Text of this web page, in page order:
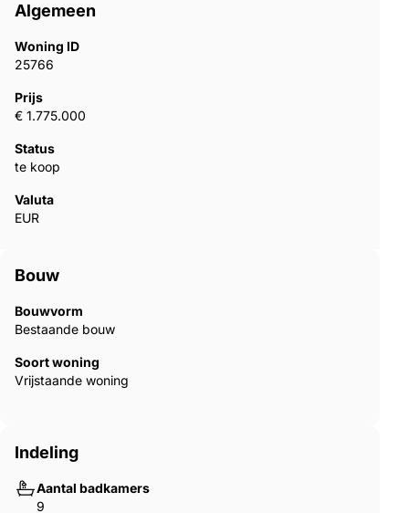
Algemeen
Woning ID
25766
Prijs
€ 1.775.000
Status
te koop
Valuta
EUR
Bouw
Bouwvorm
Bestaande bouw
Soort woning
Vrijstaande woning
Indeling
Aantal badkamers
9